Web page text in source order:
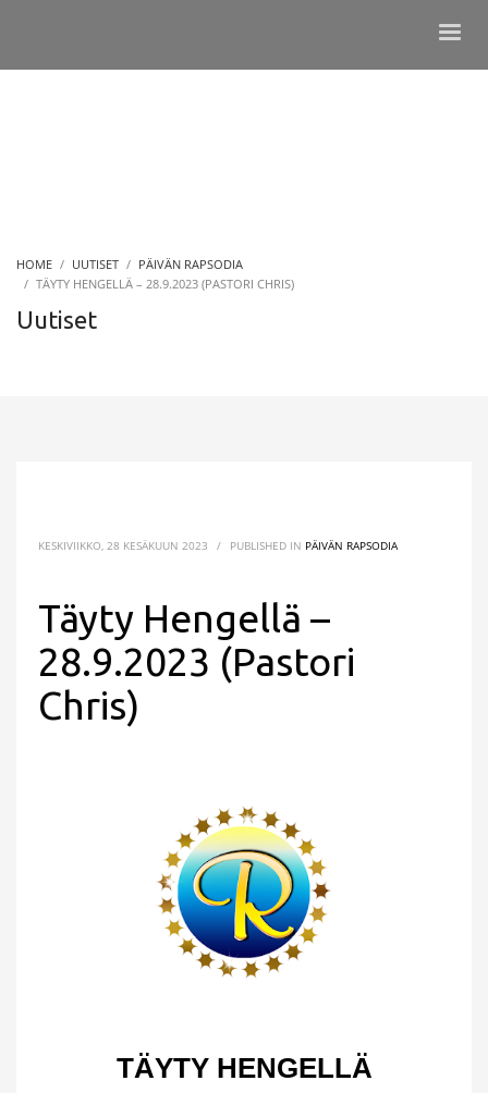
HOME UUTISET
PÄIVÄN RAPSODIA
TÄYTY HENGELLÄ – 28.9.2023 (PASTORI CHRIS)
Uutiset
KESKIVIIKKO, 28 KESÄKUUN 2023 / PUBLISHED IN PÄIVÄN RAPSODIA
Täyty Hengellä –
28.9.2023 (Pastori
Chris)
TÄYTY HENGELLÄ